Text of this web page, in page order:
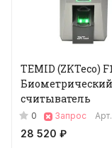
TEMID (ZKTeco)
Биометрический
считыватель
0 Запрос Арт.
28 520 ₽